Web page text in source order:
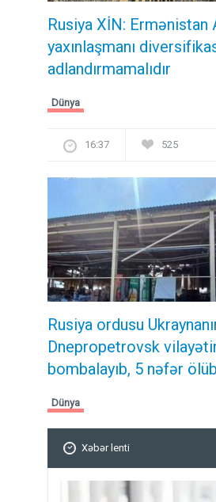
Rusiya XİN: Ermənistan
yaxınlaşmanı
adlandırmamalıdır
Dünya
16:37 525
Rusiya ordusu
Dnepropetrovsk
bombalayıb, 5 nəfər ölüb
Dünya
Xəbər lenti